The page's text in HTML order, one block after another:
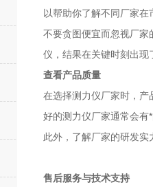
以帮助你了解不同厂家在
不要贪图便宜而忽视厂
仪，结果在关键时刻出
查看产品质量
在选择测力仪厂家时，
好的测力仪厂家通常会有
此外，了解厂家的研发
售后服务与技术支持